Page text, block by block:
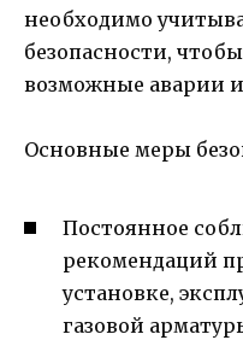
необходимо
безопасности,
возможные аварии
Основные меры
Постоянное
рекомендаций
установке,
газовой